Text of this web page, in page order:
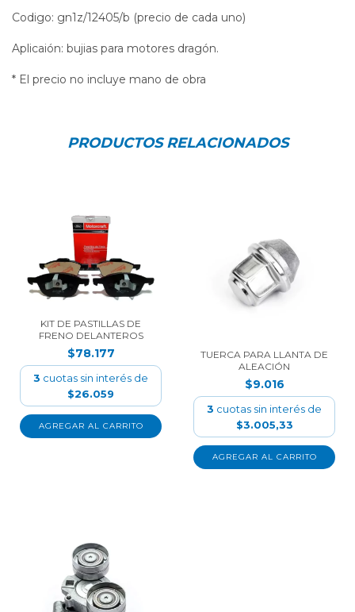
Codigo: gn1z/12405/b (precio de cada uno)
Aplicaión: bujias para motores dragón.
* El precio no incluye mano de obra
PRODUCTOS RELACIONADOS
KIT DE PASTILLAS DE
FRENO DELANTEROS
$78.177
3 cuotas sin interés de
$26.059
TUERCA PARA LLANTA DE
ALEACIÓN
$9.016
3 cuotas sin interés de
$3.005,33